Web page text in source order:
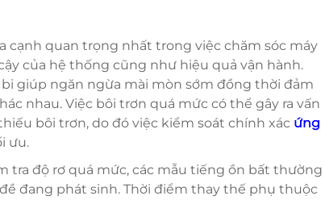
quan trọng nhất trong việc chăm sóc máy
của hệ thống cũng như hiệu quả vận hành.
giúp ngăn ngừa mài mòn sớm đồng thời đảm
nhau. Việc bôi trơn quá mức có thể gây ra vấn
bôi trơn, do đó việc kiểm soát chính xác ứng
ưu.
tra độ rơ quá mức, các mẫu tiếng ồn bất thường
đang phát sinh. Thời điểm thay thế phụ thuộc